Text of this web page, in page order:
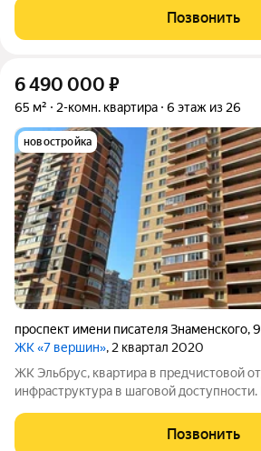
Позвонить
6 490 000 ₽
65 м² 2-комн. квартира 6 этаж из 26
новостройка
проспект имени писателя Знаменского,
ЖК «7 вершин», 2 квартал 2020
ЖК Эльбрус, квартира в предчистовой
инфраструктура в шаговой
Позвонить